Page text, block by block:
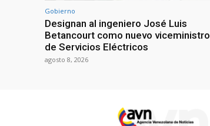
Gobierno
Designan al ingeniero José Luis
Betancourt como nuevo viceministro
de Servicios Eléctricos
agosto 8, 2026